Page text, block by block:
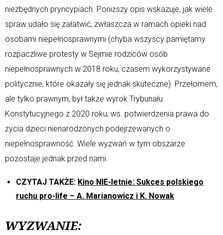
niezbędnych pryncypiach. Poniższy opis wskazuje, jak wiele
spraw udało się załatwić, zwłaszcza w ramach opieki nad
osobami niepełnosprawnymi (chyba wszyscy pamiętamy
rozpaczliwe protesty w Sejmie rodziców osób
niepełnosprawnych w 2018 roku, czasem wykorzystywane
politycznie, które okazały się jednak skuteczne). Przełomem,
ale tylko prawnym, był także wyrok Trybunału
Konstytucyjnego z 2020 roku, ws. potwierdzenia prawa do
życia dzieci nienarodzonych podejrzewanych o
niepełnosprawność. Wiele wyzwań w tym obszarze
pozostaje jednak przed nami.
CZYTAJ TAKŻE: Kino NIE-letnie: Sukces polskiego
ruchu pro-life – A. Marianowicz i K. Nowak
WYZWANIE: